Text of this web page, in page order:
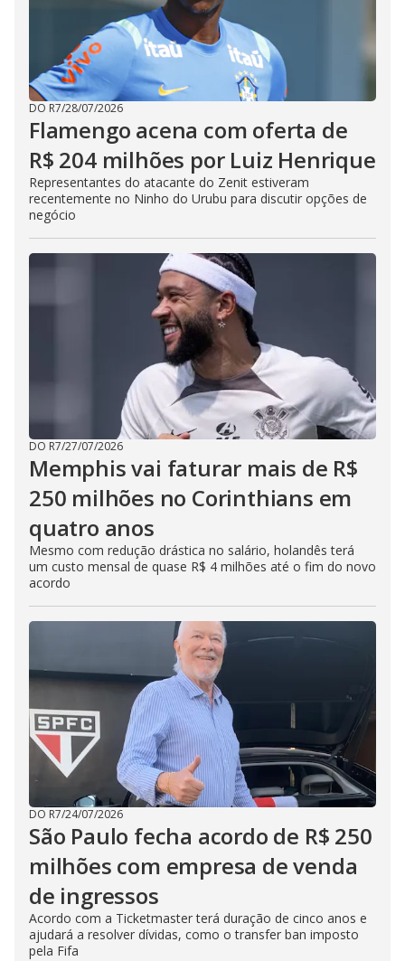
DO R7/28/07/2026
Flamengo acena com oferta de
R$ 204 milhões por Luiz Henrique
Representantes do atacante do Zenit estiveram
recentemente no Ninho do Urubu para discutir opções de
negócio
DO R7/27/07/2026
Memphis vai faturar mais de R$
250 milhões no Corinthians em
quatro anos
Mesmo com redução drástica no salário, holandês terá
um custo mensal de quase R$ 4 milhões até o fim do novo
acordo
DO R7/24/07/2026
São Paulo fecha acordo de R$ 250
milhões com empresa de venda
de ingressos
Acordo com a Ticketmaster terá duração de cinco anos e
ajudará a resolver dívidas, como o transfer ban imposto
pela Fifa